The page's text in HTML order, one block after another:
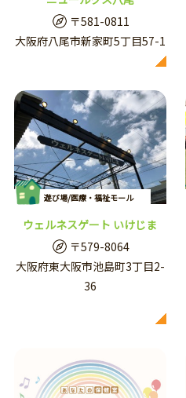
〒581-0811
大阪府八尾市新家町5丁目57-1
遊び場/医療・福祉モール
ウェルネスゲート いけじま
〒579-8064
大阪府東大阪市池島町3丁目2-
36